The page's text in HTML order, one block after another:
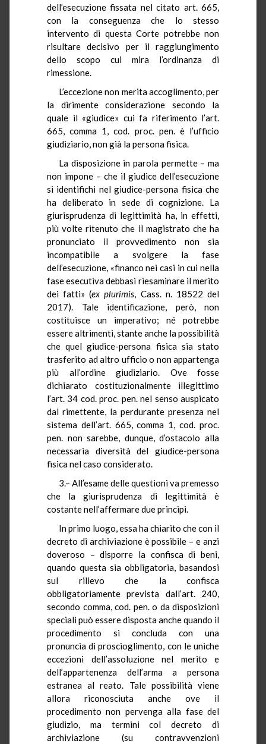
dell’esecuzione fissata nel citato art. 665,
con la conseguenza che lo stesso
intervento di questa Corte potrebbe non
risultare decisivo per il raggiungimento
dello scopo cui mira l’ordinanza di
rimessione.
L’eccezione non merita accoglimento, per
la dirimente considerazione secondo la
quale il «giudice» cui fa riferimento l’art.
665, comma 1, cod. proc. pen. è l’ufficio
giudiziario, non già la persona fisica.
La disposizione in parola permette – ma
non impone – che il giudice dell’esecuzione
si identifichi nel giudice-persona fisica che
ha deliberato in sede di cognizione. La
giurisprudenza di legittimità ha, in effetti,
più volte ritenuto che il magistrato che ha
pronunciato il provvedimento non sia
incompatibile a svolgere la fase
dell’esecuzione, «financo nei casi in cui nella
fase esecutiva debbasi riesaminare il merito
dei fatti» (explurimis, Cass. n. 18522 del
2017). Tale identificazione, però, non
costituisce un imperativo; né potrebbe
essere altrimenti, stante anche la possibilità
che quel giudice-persona fisica sia stato
trasferito ad altro ufficio o non appartenga
più all’ordine giudiziario. Ove fosse
dichiarato costituzionalmente illegittimo
l’art. 34 cod. proc. pen. nel senso auspicato
dal rimettente, la perdurante presenza nel
sistema dell’art. 665, comma 1, cod. proc.
pen. non sarebbe, dunque, d’ostacolo alla
necessaria diversità del giudice-persona
fisica nel caso considerato.
3.– All’esame delle questioni va premesso
che la giurisprudenza di legittimità è
costante nell’affermare due principi.
In primo luogo, essa ha chiarito che con il
decreto di archiviazione è possibile – e anzi
doveroso – disporre la confisca di beni,
quando questa sia obbligatoria, basandosi
sul rilievo che la confisca
obbligatoriamente prevista dall’art. 240,
secondo comma, cod. pen. o da disposizioni
speciali può essere disposta anche quando il
procedimento si concluda con una
pronuncia di proscioglimento, con le uniche
eccezioni dell’assoluzione nel merito e
dell’appartenenza dell’arma a persona
estranea al reato. Tale possibilità viene
allora riconosciuta anche ove il
procedimento non pervenga alla fase del
giudizio, ma termini col decreto di
archiviazione (su contravvenzioni